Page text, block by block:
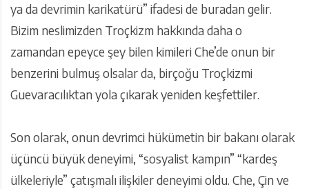
ya da devrimin karikatürü” ifadesi de buradan gelir.
Bizim neslimizden Troçkizm hakkında daha o
zamandan epeyce şey bilen kimileri Che’de onun bir
benzerini bulmuş olsalar da, birçoğu Troçkizmi
Guevaracılıktan yola çıkarak yeniden keşfettiler.
Son olarak, onun devrimci hükümetin bir bakanı olarak
üçüncü büyük deneyimi, “sosyalist kampın” “kardeş
ülkeleriyle” çatışmalı ilişkiler deneyimi oldu. Che, Çin ve